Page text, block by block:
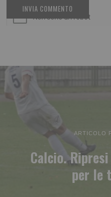
ARTICOLO
Calcio.
per le